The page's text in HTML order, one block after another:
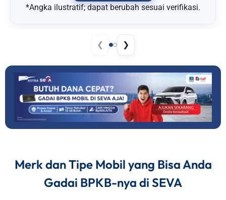
*Angka ilustratif; dapat berubah sesuai verifikasi.
❮ ❯
Merk dan Tipe Mobil yang Bisa Anda
Gadai BPKB-nya di SEVA